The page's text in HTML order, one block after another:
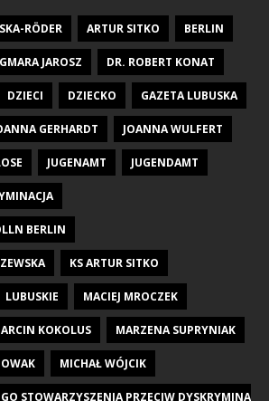
RÖDER ARTUR SITKO BERLIN
JAROSZ DR. ROBERT KONAT
DZIECI DZIECKO GAZETA LUBUSKA
GERHARDT JOANNA WULFERT
JUGENAMT JUGENDAMT
BERLIN
KS ARTUR SITKO
LUBUSKIE MACIEJ MROCZEK
KOKOLUS MARZENA SUPRYNIAK
MICHAŁ WÓJCIK
STOWARZYSZENIA PRZECIW